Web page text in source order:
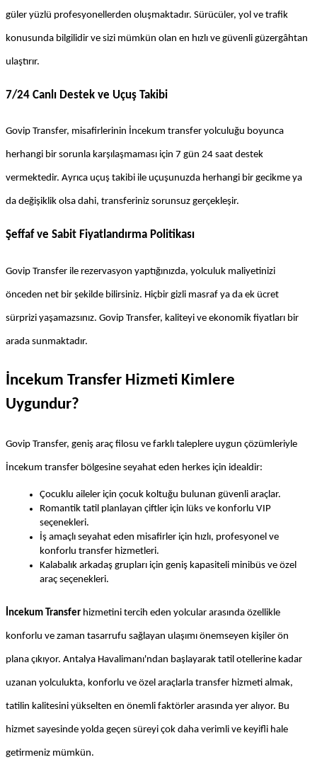
güler yüzlü profesyonellerden oluşmaktadır. Sürücüler, yol ve trafik
konusunda bilgilidir ve sizi mümkün olan en hızlı ve güvenli güzergâhtan
ulaştırır.
7/24 Canlı Destek ve Uçuş Takibi
Govip Transfer, misafirlerinin İncekum transfer yolculuğu boyunca
herhangi bir sorunla karşılaşmaması için 7 gün 24 saat destek
vermektedir. Ayrıca uçuş takibi ile uçuşunuzda herhangi bir gecikme ya
da değişiklik olsa dahi, transferiniz sorunsuz gerçekleşir.
Şeffaf ve Sabit Fiyatlandırma Politikası
Govip Transfer ile rezervasyon yaptığınızda, yolculuk maliyetinizi
önceden net bir şekilde bilirsiniz. Hiçbir gizli masraf ya da ek ücret
sürprizi yaşamazsınız. Govip Transfer, kaliteyi ve ekonomik fiyatları bir
arada sunmaktadır.
İncekum Transfer Hizmeti Kimlere
Uygundur?
Govip Transfer, geniş araç filosu ve farklı taleplere uygun çözümleriyle
İncekum transfer bölgesine seyahat eden herkes için idealdir:
Çocuklu aileler için çocuk koltuğu bulunan güvenli araçlar.
Romantik tatil planlayan çiftler için lüks ve konforlu VIP
seçenekleri.
İş amaçlı seyahat eden misafirler için hızlı, profesyonel ve
konforlu transfer hizmetleri.
Kalabalık arkadaş grupları için geniş kapasiteli minibüs ve özel
araç seçenekleri.
İncekum Transfer hizmetini tercih eden yolcular arasında özellikle
konforlu ve zaman tasarrufu sağlayan ulaşımı önemseyen kişiler ön
plana çıkıyor. Antalya Havalimanı'ndan başlayarak tatil otellerine kadar
uzanan yolculukta, konforlu ve özel araçlarla transfer hizmeti almak,
tatilin kalitesini yükselten en önemli faktörler arasında yer alıyor. Bu
hizmet sayesinde yolda geçen süreyi çok daha verimli ve keyifli hale
getirmeniz mümkün.